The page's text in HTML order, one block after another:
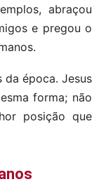
abraçou
e pregou o
da época. Jesus
forma; não
posição que